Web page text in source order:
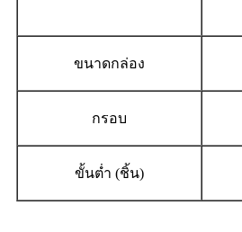
ขนาดกล่อง
กรอบ
ขั้นต่ำ (ชิ้น)